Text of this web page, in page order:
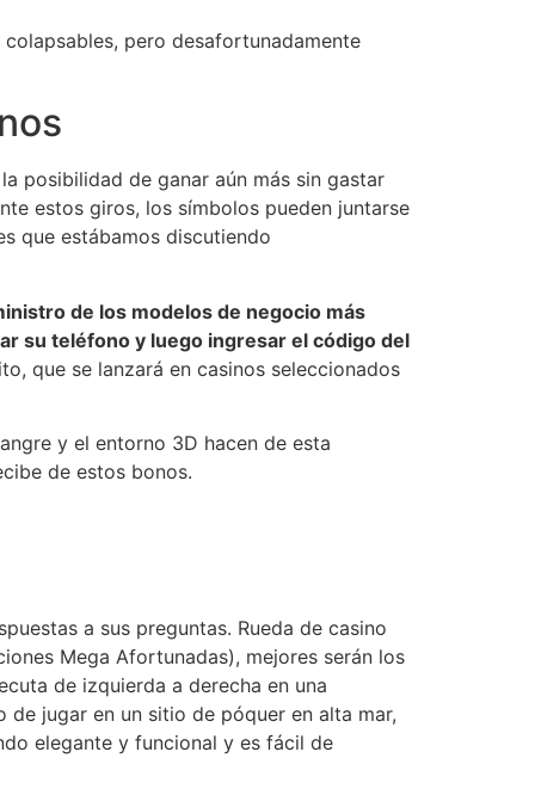
pero desafortunadamente
posibilidad de ganar aún más sin gastar
estos giros, los símbolos pueden juntarse
que estábamos discutiendo
de los modelos de negocio más
su teléfono y luego ingresar el código del
que se lanzará en casinos seleccionados
y el entorno 3D hacen de esta
de estos bonos.
a sus preguntas. Rueda de casino
Mega Afortunadas), mejores serán los
de izquierda a derecha en una
de jugar en un sitio de póquer en alta mar,
elegante y funcional y es fácil de